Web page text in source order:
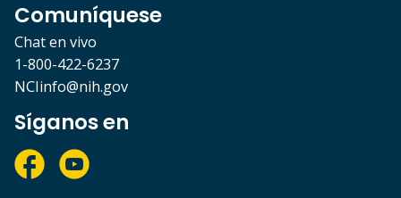
Comuníquese
Chat en vivo
1-800-422-6237
NCIinfo@nih.gov
Síganos en